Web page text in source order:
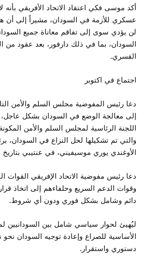
أكد موسى فكي اعتقاد الاتحاد الأفريقي بأنه
عسكري للأزمة في السودان، مشيراً إلى أن
لن يؤدي سوى إلى تفاقم معاناة جميع
السودان، بما في ذلك دارفور، بعد عقود من
القسري.
اجتماع في اكتوبر
دعا رئيس المفوضية مجلس السلم والأمن
إلى معالجة الوضع في السودان بشكل عاجل،
اللجنة الرئاسية لمجلس السلم والأمن
والتي تم تشكيلها لحل النزاع في السودان،
الأوغندي يوري موسيفيني، في عنتيبي بتاريخ 23 أكتوبر 2024.
دعا رئيس مفوضية الاتحاد الإفريقي القوات
وقوات الدعم السريع وحلفاءهم إلى اتخاذ
دائم وشامل بشكل فوري ودون أي شروط.
ليُهيئ لحوار سياسي شامل بين السودانيين
الأساسية للصراع وإعادة توجيه السودان
دستوري واستقرار.